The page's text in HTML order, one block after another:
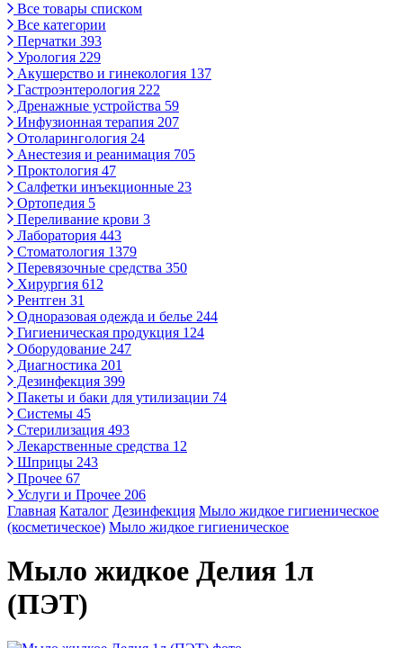
Все товары списком
Все категории
Перчатки 393
Урология 229
Акушерство и гинекология 137
Гастроэнтерология 222
Дренажные устройства 59
Инфузионная терапия 207
Отоларингология 24
Анестезия и реанимация 705
Проктология 47
Салфетки инъекционные 23
Ортопедия 5
Переливание крови 3
Лаборатория 443
Стоматология 1379
Перевязочные средства 350
Хирургия 612
Рентген 31
Одноразовая одежда и белье 244
Гигиеническая продукция 124
Оборудование 247
Диагностика 201
Дезинфекция 399
Пакеты и баки для утилизации 74
Системы 45
Стерилизация 493
Лекарственные средства 12
Шприцы 243
Прочее 67
Услуги и Прочее 206
Главная Каталог Дезинфекция Мыло жидкое гигиеническое
(косметическое) Мыло жидкое гигиеническое
Мыло жидкое Делия 1л
(ПЭТ)